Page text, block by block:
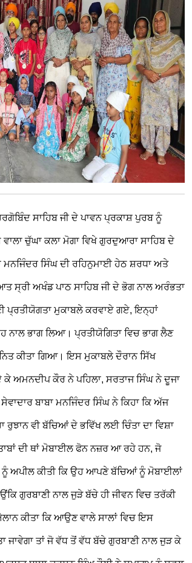
ਸਾਹਿਬ ਜੀ ਦੇ ਪਾਵਨ ਪ੍ਰਕਾਸ਼ ਪੁਰਬ ਨੂੰ
ਚੁੱਘਾ ਕਲਾ ਮੋਗਾ ਵਿਖੇ ਗੁਰਦੁਆਰਾ ਸਾਹਿਬ ਦੇ
ਮਨਜਿੰਦਰ ਸਿੰਘ ਦੀ ਰਹਿਨੁਮਾਈ ਹੇਠ ਸ਼ਰਧਾ ਅਤੇ
ਅਖੰਡ ਪਾਠ ਸਾਹਿਬ ਜੀ ਦੇ ਭੋਗ ਨਾਲ ਅਰੰਭਤਾ
ਮੁਕਾਬਲੇ ਕਰਵਾਏ ਗਏ, ਇਨ੍ਹਾਂ
ਭਾਗ ਲਿਆ। ਪ੍ਰਤੀਯੋਗਿਤਾ ਵਿਚ ਭਾਗ ਲੈਣ
ਕੀਤਾ ਗਿਆ। ਇਸ ਮੁਕਾਬਲੇ ਦੌਰਾਨ ਸਿੱਖ
ਅਮਨਦੀਪ ਕੌਰ ਨੇ ਪਹਿਲਾ, ਸਰਤਾਜ ਸਿੰਘ ਨੇ ਦੂਜਾ
ਬਾਬਾ ਮਨਜਿੰਦਰ ਸਿੰਘ ਨੇ ਕਿਹਾ ਕਿ ਅੱਜ
ਰੁਝਾਨ ਵੀ ਬੱਚਿਆਂ ਦੇ ਭਵਿੱਖ ਲਈ ਚਿੰਤਾ ਦਾ ਵਿਸ਼ਾ
ਦੀ ਥਾਂ ਮੋਬਾਈਲ ਫੋਨ ਨਜ਼ਰ ਆ ਰਹੇ ਹਨ, ਜੋ
ਅਪੀਲ ਕੀਤੀ ਕਿ ਉਹ ਆਪਣੇ ਬੱਚਿਆਂ ਨੂੰ ਮੋਬਾਈਲਾਂ
ਗੁਰਬਾਣੀ ਨਾਲ ਜੁੜੇ ਬੱਚੇ ਹੀ ਜੀਵਨ ਵਿਚ ਤਰੱਕੀ
ਕੀਤਾ ਕਿ ਆਉਣ ਵਾਲੇ ਸਾਲਾਂ ਵਿਚ ਇਸ
ਜਾਵੇਗਾ ਤਾਂ ਜੋ ਵੱਧ ਤੋਂ ਵੱਧ ਬੱਚੇ ਗੁਰਬਾਣੀ ਨਾਲ ਜੁੜ ਕੇ